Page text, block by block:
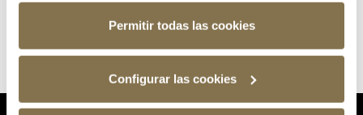
Permitir todas las cookies
Configurar las cookies